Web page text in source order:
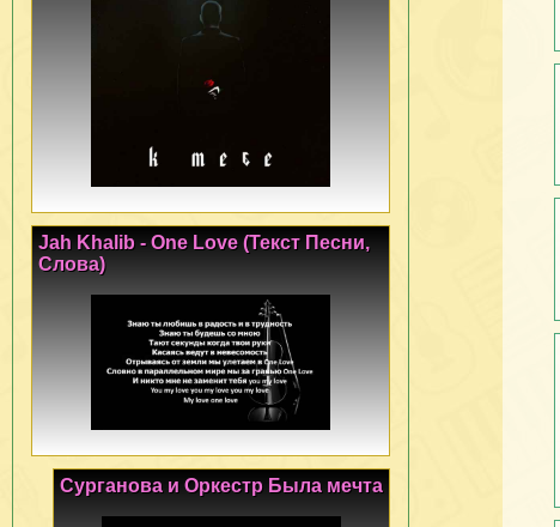
Jah Khalib - One Love (Текст Песни,
Слова)
Сурганова и Оркестр Была мечта